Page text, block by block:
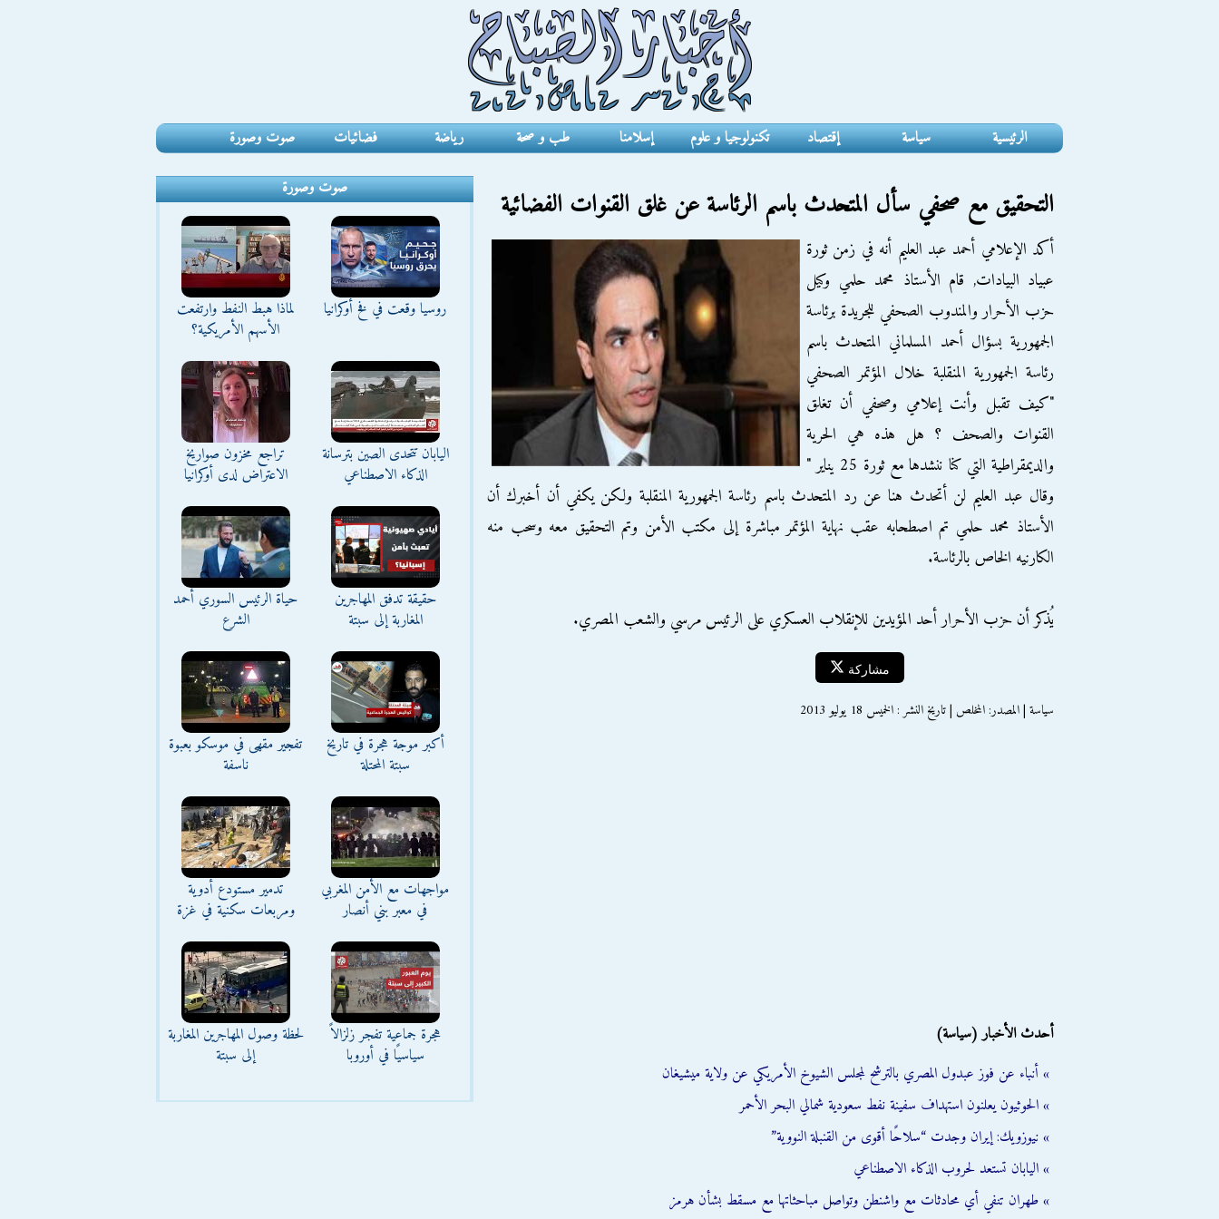
الرئيسية سياسة إقتصاد تكنولوجيا و علوم إسلامنا طب و صحة رياضة فضائيات صوت وصورة
التحقيق مع صحفي سأل المتحدث باسم الرئاسة عن غلق القنوات الفضائية
أكد الإعلامي أحمد عبد العليم أنه في زمن ثورة
عبياد البيادات, قام الأستاذ محمد حلمي وكيل
حزب الأحرار والمندوب الصحفي للجريدة برئاسة
الجمهورية بسؤال أحمد المسلماني المتحدث باسم
رئاسة الجمهورية المنقلبة خلال المؤتمر الصحفي
"كيف تقبل وأنت إعلامي وصحفي أن تغلق
القنوات والصحف ؟ هل هذه هي الحرية
والديمقراطية التي كنا ننشدها مع ثورة 25 يناير "
وقال عبد العليم لن أتحدث هنا عن رد المتحدث باسم رئاسة الجمهورية المنقلبة ولكن يكفي أن أخبرك أن
الأستاذ محمد حلمي تم اصطحابه عقب نهاية المؤتمر مباشرة إلى مكتب الأمن وتم التحقيق معه وسحب منه
الكارنيه الخاص بالرئاسة.
يُذكر أن حزب الأحرار أحد المؤيدين للإنقلاب العسكري على الرئيس مرسي والشعب المصري.
مشاركة
سياسة | المصدر: المخلص | تاريخ النشر : الخميس 18 يوليو 2013
أحدث الأخبار (سياسة)
» أنباء عن فوز عبدول المصري بالترشح لمجلس الشيوخ الأمريكي عن ولاية ميشيغان
» الحوثيون يعلنون استهداف سفينة نفط سعودية شمالي البحر الأحمر
» نيوزويك: إيران وجدت “سلاحًا أقوى من القنبلة النووية”
» اليابان تستعد لحروب الذكاء الاصطناعي
» طهران تنفي أي محادثات مع واشنطن وتواصل مباحثاتها مع مسقط بشأن هرمز
صوت وصورة
روسيا وقعت في فخ أوكرانيا
لماذا هبط النفط وارتفعت
الأسهم الأمريكية؟
اليابان تتحدى الصين بترسانة
الذكاء الاصطناعي
تراجع مخزون صواريخ
الاعتراض لدى أوكرانيا
حقيقة تدفق المهاجرين
المغاربة إلى سبتة
حياة الرئيس السوري أحمد
الشرع
أكبر موجة هجرة في تاريخ
سبتة المحتلة
تفجير مقهى في موسكو بعبوة
ناسفة
مواجهات مع الأمن المغربي
في معبر بني أنصار
تدمير مستودع أدوية
ومربعات سكنية في غزة
هجرة جماعية تفجر زلزالاً
سياسيًا في أوروبا
لحظة وصول المهاجرين المغاربة
إلى سبتة